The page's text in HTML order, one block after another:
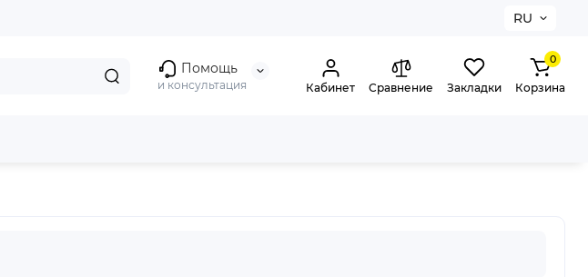
RU
Помощь
и консультация Кабинет Сравнение Закладки
0
Корзина